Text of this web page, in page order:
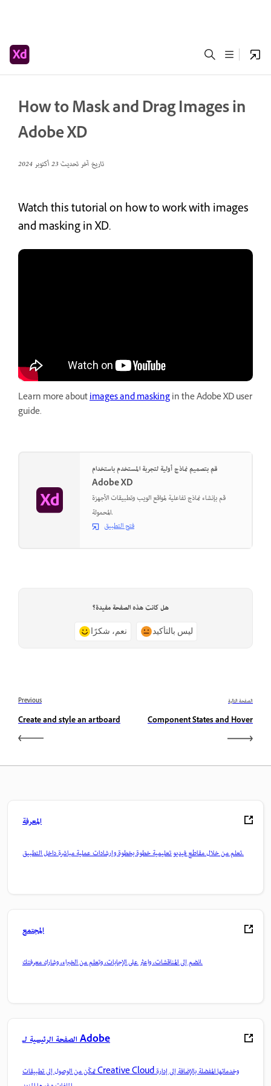
How to Mask and Drag Images in
Adobe XD
تاريخ آخر تحديث23 أكتوبر 2024
Watch this tutorial on how to work with images
and masking in XD.
Learn more aboutimages and maskingin the Adobe XD user
guide.
قم بتصميم نماذج أولية لتجربة المستخدم باستخدام
Adobe XD
قم بإنشاء نماذج تفاعلية لمواقع الويب وتطبيقات الأجهزة
المحمولة.
فتح التطبيق
هل كانت هذه الصفحة مفيدة؟
نعم، شكرًا ليس بالتأكيد
Previous
Create and style an artboard
الصفحة التالية
Component States and Hover
المعرفة
تعلم من خلال مقاطع فيديو تعليمية خطوة بخطوة وإرشادات عملية مباشرة داخل التطبيق.
المجتمع
انضم إلى المناقشات، واعثر على الإجابات، وتعلم من الخبراء، وشارك معرفتك.
الصفحة الرئيسية لـ Adobe
تمكّن من الوصول إلى تطبيقات Creative Cloud وخدماتها المفضلة بالإضافة إلى إدارة